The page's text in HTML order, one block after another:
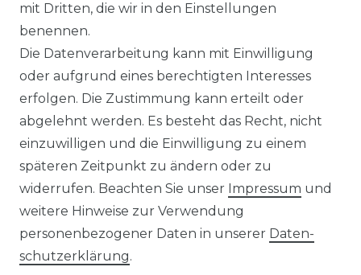
mit Dritten, die wir in den Einstellungen
benennen.
Die Datenverarbeitung kann mit Einwilligung
oder aufgrund eines berechtigten Interesses
erfolgen. Die Zustimmung kann erteilt oder
abgelehnt werden. Es besteht das Recht, nicht
einzuwilligen und die Einwilligung zu einem
späteren Zeitpunkt zu ändern oder zu
widerrufen. Beachten Sie unser Impressum und
weitere Hinweise zur Verwendung
personenbezogener Daten in unserer Daten­
schutz­erklärung.